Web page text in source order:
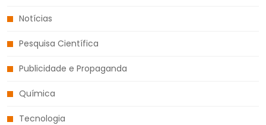
Notícias
Pesquisa Científica
Publicidade e Propaganda
Química
Tecnologia